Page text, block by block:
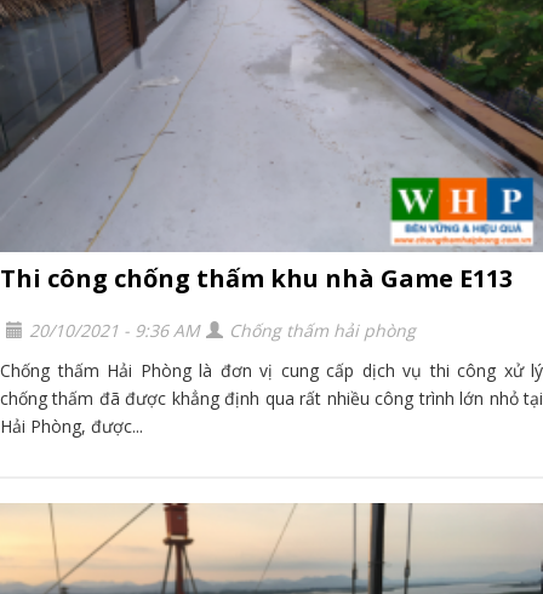
Thi công chống thấm khu nhà Game E113
20/10/2021 - 9:36 AM
Chống thấm hải phòng
Chống thấm Hải Phòng là đơn vị cung cấp dịch vụ thi công xử lý
chống thấm đã được khẳng định qua rất nhiều công trình lớn nhỏ tại
Hải Phòng, được...